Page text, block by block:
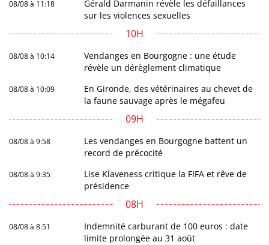
08/08 à 11:18
Gérald Darmanin révèle les défaillances
sur les violences sexuelles
10H
08/08 à 10:14
Vendanges en Bourgogne : une étude
révèle un dérèglement climatique
08/08 à 10:09
En Gironde, des vétérinaires au chevet de
la faune sauvage après le mégafeu
09H
08/08 à 9:58
Les vendanges en Bourgogne battent un
record de précocité
08/08 à 9:35
Lise Klaveness critique la FIFA et rêve de
présidence
08H
08/08 à 8:51
Indemnité carburant de 100 euros : date
limite prolongée au 31 août